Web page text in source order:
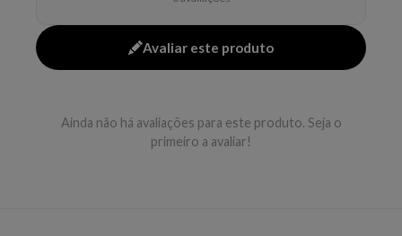
teste 24h antes.
Avaliar este produto
Ainda não há avaliações para este produto. Seja o
primeiro a avaliar!